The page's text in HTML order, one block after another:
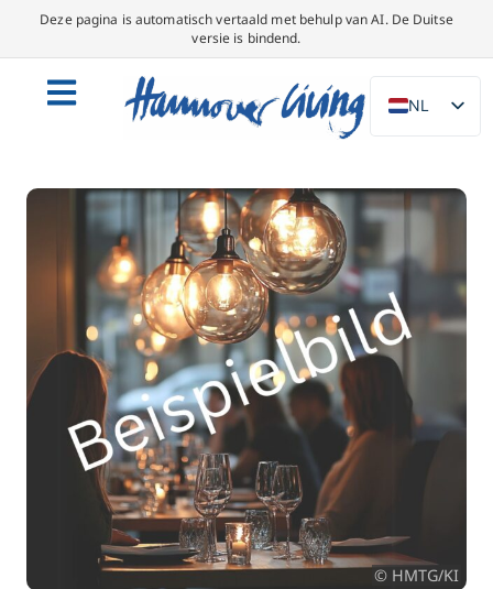
Deze pagina is automatisch vertaald met behulp van AI. De Duitse
versie is bindend.
NL
DE
PL
DA
FR
PT
FI
ZH
© HMTG/KI